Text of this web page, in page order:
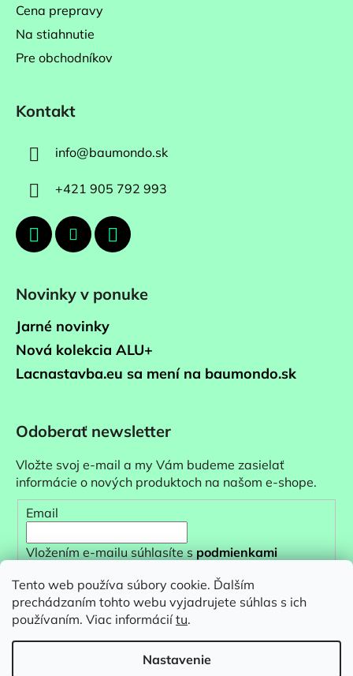
Tento web používa súbory cookie. Ďalším
prechádzaním tohto webu vyjadrujete súhlas s ich
používaním. Viac informáciítu.
Nastavenie
Cena prepravy
Na stiahnutie
Pre obchodníkov
Kontakt
info@baumondo.sk
+421 905 792 993
Novinky v ponuke
Jarné novinky
Nová kolekcia ALU+
Lacnastavba.eu sa mení na baumondo.sk
Odoberať newsletter
Vložte svoj e-mail a my Vám budeme zasielať
informácie o nových produktoch na našom e-shope.
Email
Vložením e-mailu súhlasíte spodmienkami
PRIHLÁSIŤ SA